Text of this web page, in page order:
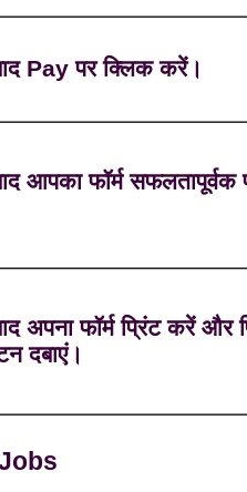
Pay पर क्लिक करें।
आपका फॉर्म सफलतापूर्वक
अपना फॉर्म प्रिंट करें और
दबाएं।